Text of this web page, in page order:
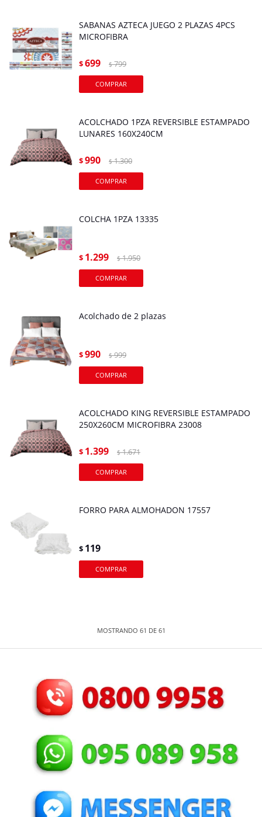
SABANAS AZTECA JUEGO 2 PLAZAS 4PCS
MICROFIBRA
$699 $ 799
ACOLCHADO 1PZA REVERSIBLE ESTAMPADO
LUNARES 160X240CM
$990 $ 1.300
COLCHA 1PZA 13335
$ 1.299 $ 1.950
Acolchado de 2 plazas
$990 $ 999
ACOLCHADO KING REVERSIBLE ESTAMPADO
250X260CM MICROFIBRA 23008
$ 1.399 $ 1.671
FORRO PARA ALMOHADON 17557
$ 119
MOSTRANDO 61 DE 61